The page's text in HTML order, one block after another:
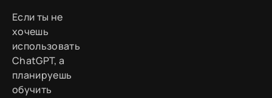
Если ты не
хочешь
использовать
ChatGPT, а
планируешь
обучить